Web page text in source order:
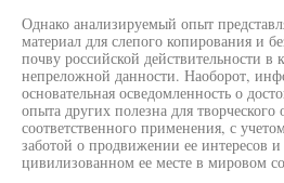
Однако анализируемый опыт
материал для слепого копирования и
почву российской действительности в
непреложной данности. Наоборот,
основательная осведомленность о
опыта других полезна для
соответственного применения, с
заботой о продвижении ее интересов
цивилизованном ее месте в мировом